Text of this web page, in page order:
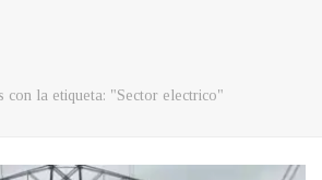
con la etiqueta: "Sector electrico"